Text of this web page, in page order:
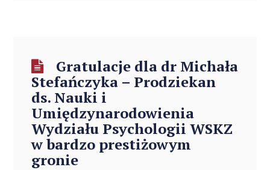
Gratulacje dla dr Michała
Stefańczyka – Prodziekan
ds. Nauki i
Umiędzynarodowienia
Wydziału Psychologii WSKZ
w bardzo prestiżowym
gronie